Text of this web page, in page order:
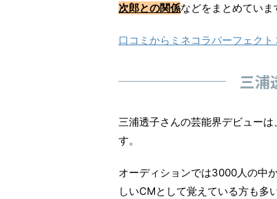
次郎との関係などをまとめていま
口コミからミネコラパーフェク
三浦
三浦透子さんの芸能界デビュー
す。
オーディションでは3000人の中
しいCMとして覚えている方も多